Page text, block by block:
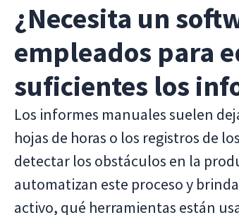
¿Necesita un
empleados para
suficientes los
Los informes manuales suelen
hojas de horas o los registros de
detectar los obstáculos en la
automatizan este proceso y
activo, qué herramientas están